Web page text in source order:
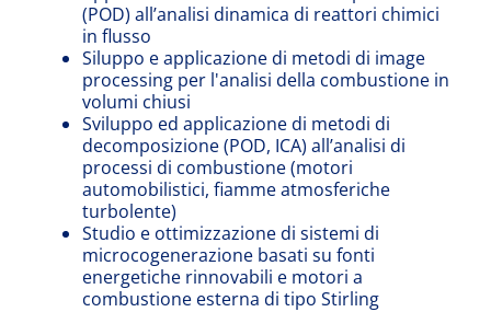
(POD) all’analisi dinamica di reattori chimici
in flusso
Siluppo e applicazione di metodi di image
processing per l'analisi della combustione in
volumi chiusi
Sviluppo ed applicazione di metodi di
decomposizione (POD, ICA) all’analisi di
processi di combustione (motori
automobilistici, fiamme atmosferiche
turbolente)
Studio e ottimizzazione di sistemi di
microcogenerazione basati su fonti
energetiche rinnovabili e motori a
combustione esterna di tipo Stirling